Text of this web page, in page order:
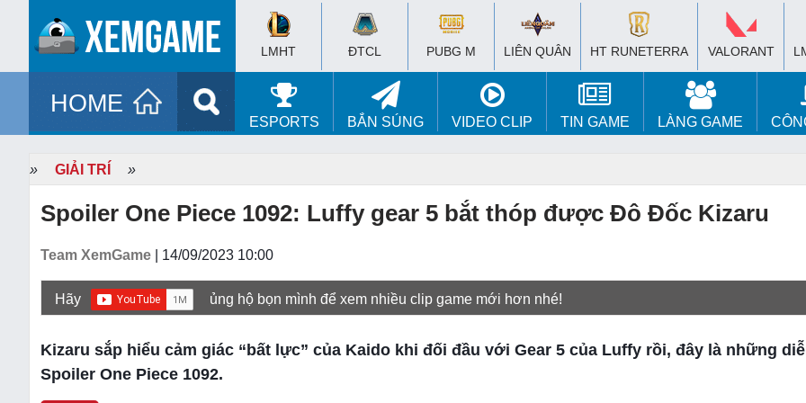
LMHT ĐTCL PUBG M LIÊN QUÂN HT RUNETERRA VALORANT
HOME
ESPORTS BẮN SÚNG VIDEO CLIP TIN GAME LÀNG GAME
» GIẢI TRÍ »
Spoiler One Piece 1092: Luffy gear 5 bắt thóp được Đô Đốc Kizaru
Team XemGame | 14/09/2023 10:00
Hãy ủng hộ bọn mình để xem nhiều clip game mới hơn nhé!
Kizaru sắp hiểu cảm giác “bất lực” của Kaido khi đối đầu với Gear 5 của Luffy rồi, đây là những
Spoiler One Piece 1092.